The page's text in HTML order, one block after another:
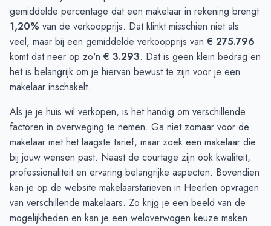
gemiddelde percentage dat een makelaar in rekening brengt
1,20% van de verkoopprijs. Dat klinkt misschien niet als
veel, maar bij een gemiddelde verkoopprijs van € 275.796
komt dat neer op zo'n € 3.293. Dat is geen klein bedrag en
het is belangrijk om je hiervan bewust te zijn voor je een
makelaar inschakelt.
Als je je huis wil verkopen, is het handig om verschillende
factoren in overweging te nemen. Ga niet zomaar voor de
makelaar met het laagste tarief, maar zoek een makelaar die
bij jouw wensen past. Naast de courtage zijn ook kwaliteit,
professionaliteit en ervaring belangrijke aspecten. Bovendien
kan je op de website makelaarstarieven in Heerlen opvragen
van verschillende makelaars. Zo krijg je een beeld van de
mogelijkheden en kan je een weloverwogen keuze maken.